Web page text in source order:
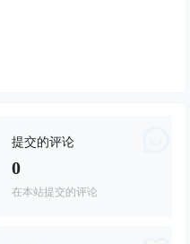
提交的评论
0
在本站提交的评论